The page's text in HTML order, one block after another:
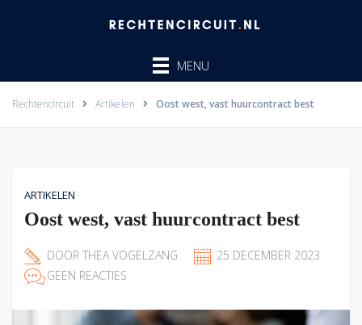
MENU
Rechtencircuit Artikelen Oost west, vast huurcontract best
ARTIKELEN
Oost west, vast huurcontract best
DOOR THEA VOGELZANG
25 DECEMBER 2023
GEEN REACTIES